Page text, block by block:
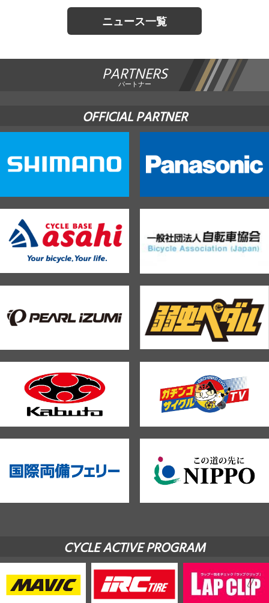
ニュース一覧
PARTNERS
パートナー
OFFICIAL PARTNER
CYCLE ACTIVE PROGRAM